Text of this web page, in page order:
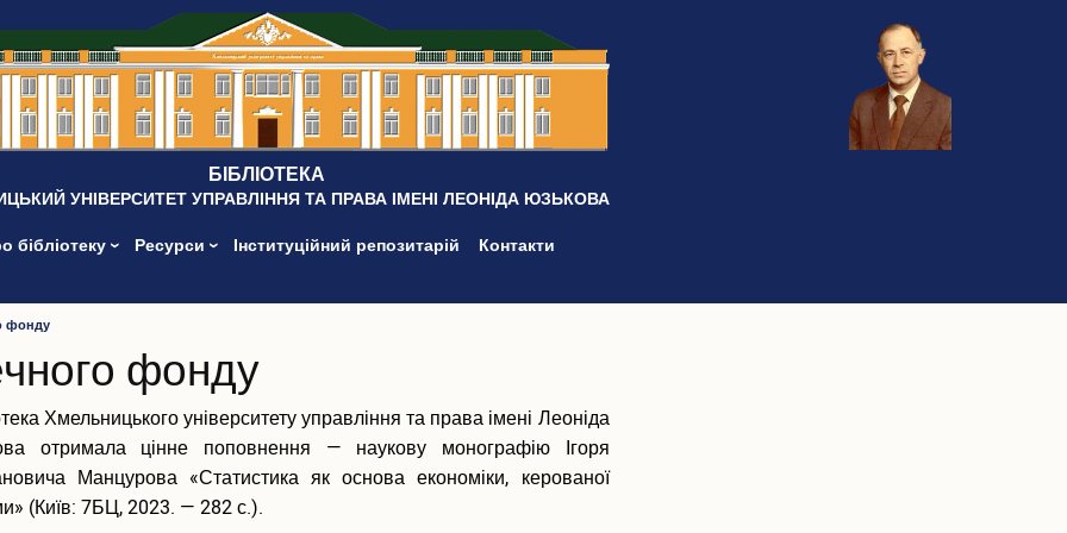
БІБЛІОТЕКА
УНІВЕРСИТЕТ УПРАВЛІННЯ ТА ПРАВА ІМЕНІ ЛЕОНІДА ЮЗЬКОВА
бібліотеку
Ресурси Інституційний репозитарій Контакти
фонду
фонду
Хмельницького університету управління та права імені Леоніда
отримала цінне поповнення — наукову монографію Ігоря
Манцурова «Статистика як основа економіки, керованої
(Київ: 7БЦ, 2023. — 282 с.).